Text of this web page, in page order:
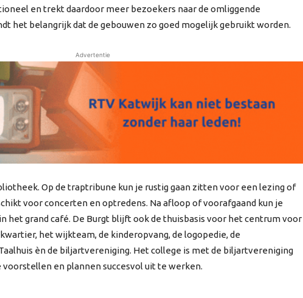
en trekt daardoor meer bezoekers naar de omliggende
het belangrijk dat de gebouwen zo goed mogelijk gebruikt worden.
Advertentie
Op de traptribune kun je rustig gaan zitten voor een lezing of
voor concerten en optredens. Na afloop of voorafgaand kun je
het grand café. De Burgt blijft ook de thuisbasis voor het centrum voor
het wijkteam, de kinderopvang, de logopedie, de
èn de biljartvereniging. Het college is met de biljartvereniging
voorstellen en plannen succesvol uit te werken.